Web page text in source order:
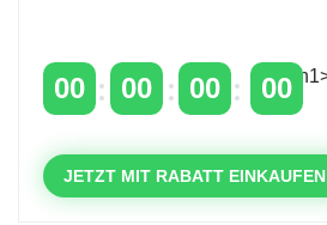
00 00 00 00
JETZT MIT RABATT EINKAUFEN